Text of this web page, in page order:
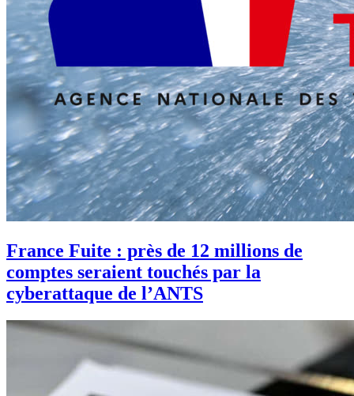
France Fuite : près de 12 millions de
comptes seraient touchés par la
cyberattaque de l’ANTS